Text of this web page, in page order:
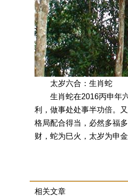
太岁六合：生肖蛇
生肖蛇在2016丙申年六
利，做事处处事半功倍。
格局配合得当，必然多福
财，蛇为巳火，太岁为申
现天厨贵人，天厨是一颗
相关文章